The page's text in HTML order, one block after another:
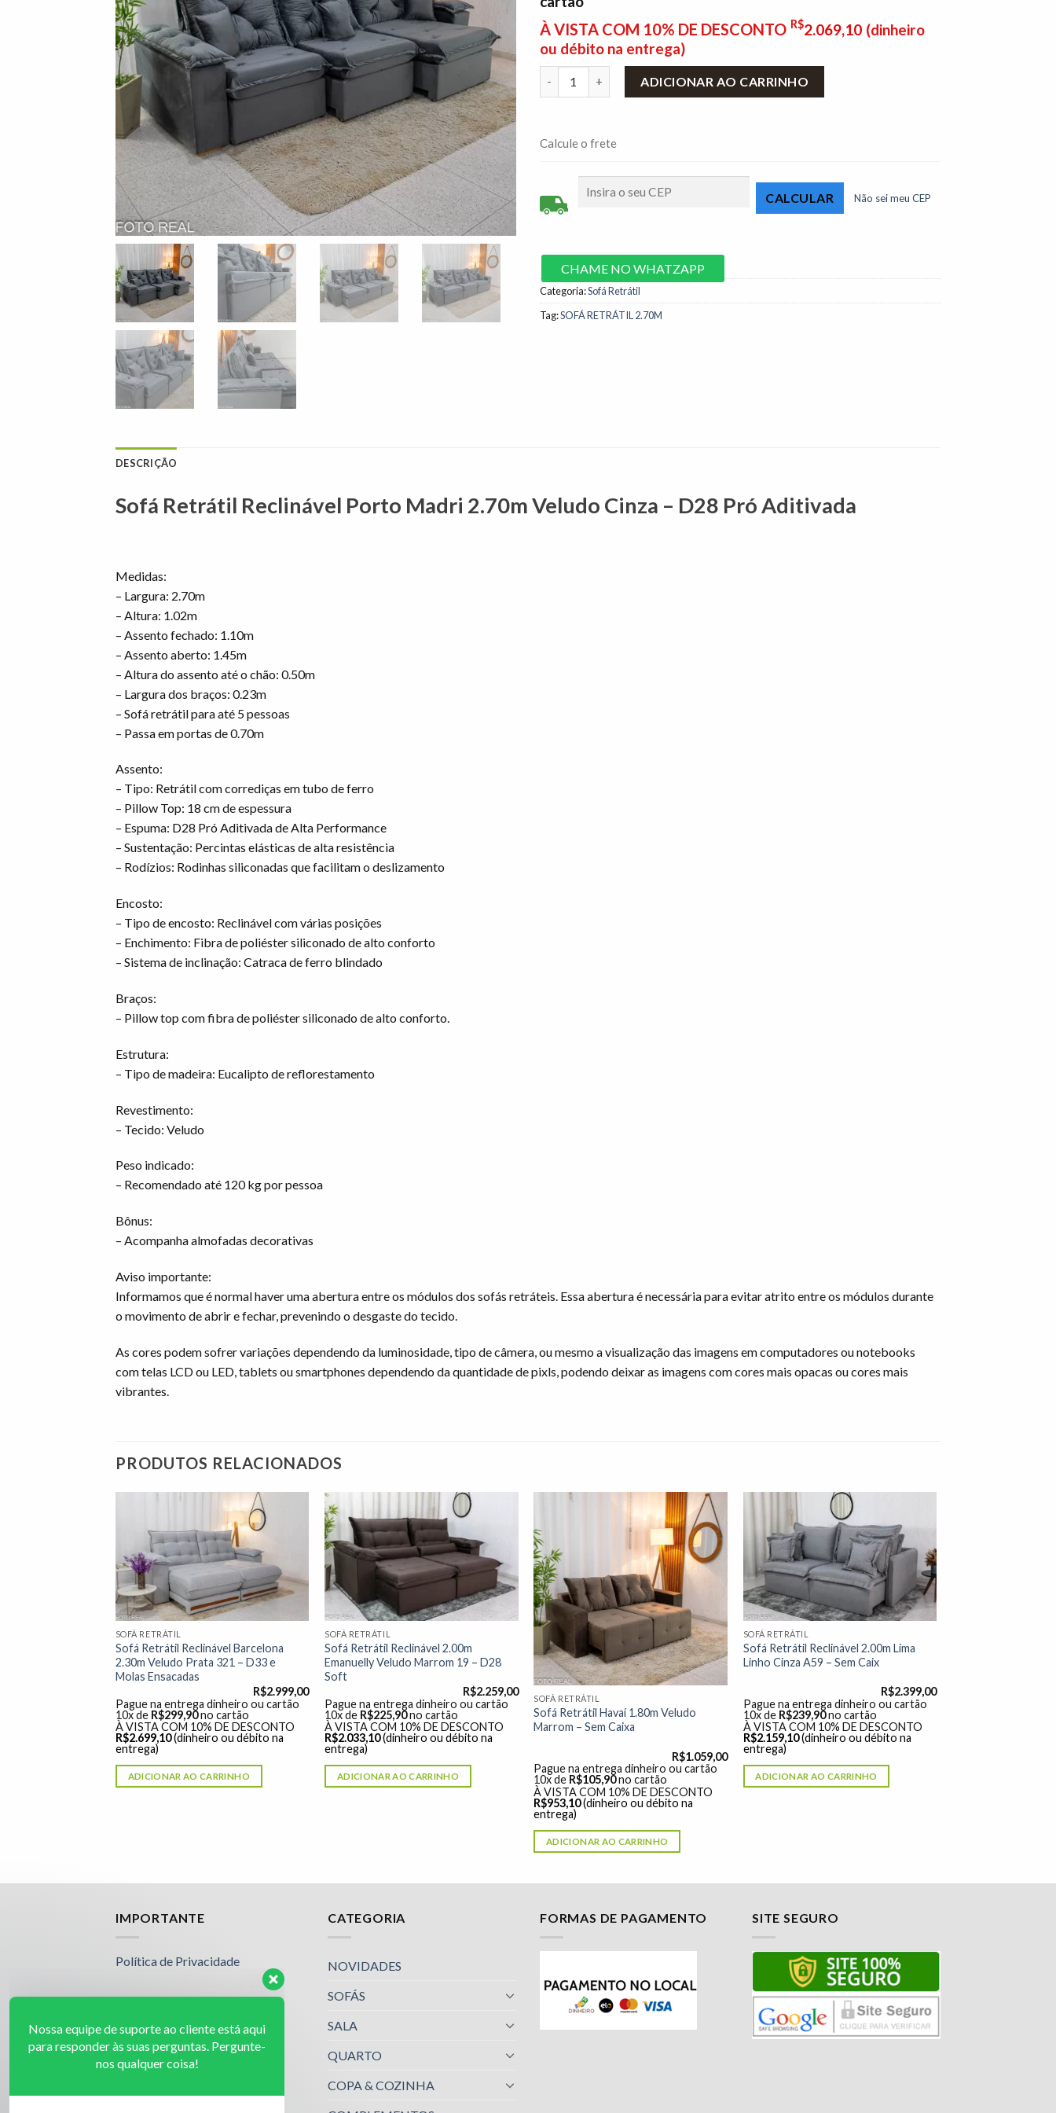
À VISTA COM 10% DE DESCONTO R$2.069,10 (dinheiro
ou débito na entrega)
ADICIONAR AO CARRINHO
Calcule o frete
Não sei meu CEP
CHAME NO WHATZAPP
Categoria:Sofá Retrátil
Tag:SOFÁ RETRÁTIL 2.70M
DESCRIÇÃO
Sofá Retrátil Reclinável Porto Madri 2.70m Veludo Cinza – D28 Pró Aditivada
Medidas:
– Largura: 2.70m
– Altura: 1.02m
– Assento fechado: 1.10m
– Assento aberto: 1.45m
– Altura do assento até o chão: 0.50m
– Largura dos braços: 0.23m
– Sofá retrátil para até 5 pessoas
– Passa em portas de 0.70m
Assento:
– Tipo: Retrátil com corrediças em tubo de ferro
– Pillow Top: 18 cm de espessura
– Espuma: D28 Pró Aditivada de Alta Performance
– Sustentação: Percintas elásticas de alta resistência
– Rodízios: Rodinhas siliconadas que facilitam o deslizamento
Encosto:
– Tipo de encosto: Reclinável com várias posições
– Enchimento: Fibra de poliéster siliconado de alto conforto
– Sistema de inclinação: Catraca de ferro blindado
Braços:
– Pillow top com fibra de poliéster siliconado de alto conforto.
Estrutura:
– Tipo de madeira: Eucalipto de reflorestamento
Revestimento:
– Tecido: Veludo
Peso indicado:
– Recomendado até 120 kg por pessoa
Bônus:
– Acompanha almofadas decorativas
Aviso importante:
Informamos que é normal haver uma abertura entre os módulos dos sofás retráteis. Essa abertura é necessária para evitar atrito entre os módulos durante
o movimento de abrir e fechar, prevenindo o desgaste do tecido.
As cores podem sofrer variações dependendo da luminosidade, tipo de câmera, ou mesmo a visualização das imagens em computadores ou notebooks
com telas LCD ou LED, tablets ou smartphones dependendo da quantidade de pixls, podendo deixar as imagens com cores mais opacas ou cores mais
vibrantes.
PRODUTOS RELACIONADOS
Adicionar
à lista de
desejos"
SOFÁ RETRÁTIL
Sofá Retrátil Reclinável Barcelona
2.30m Veludo Prata 321 – D33 e
Molas Ensacadas
R$2.999,00
Pague na entrega dinheiro ou cartão
10x de R$299,90no cartão
À VISTA COM 10% DE DESCONTO
R$2.699,10(dinheiro ou débito na
entrega)
ADICIONAR AO CARRINHO
Adicionar
à lista de
desejos"
SOFÁ RETRÁTIL
Sofá Retrátil Reclinável 2.00m
Emanuelly Veludo Marrom 19 – D28
Soft
R$2.259,00
Pague na entrega dinheiro ou cartão
10x de R$225,90no cartão
À VISTA COM 10% DE DESCONTO
R$2.033,10(dinheiro ou débito na
entrega)
ADICIONAR AO CARRINHO
Adicionar
à lista de
desejos"
SOFÁ RETRÁTIL
Sofá Retrátil Havaí 1.80m Veludo
Marrom – Sem Caixa
R$1.059,00
Pague na entrega dinheiro ou cartão
10x de R$105,90no cartão
À VISTA COM 10% DE DESCONTO
R$953,10(dinheiro ou débito na
entrega)
ADICIONAR AO CARRINHO
Adicionar
à lista de
desejos"
SOFÁ RETRÁTIL
Sofá Retrátil Reclinável 2.00m Lima
Linho Cinza A59 – Sem Caix
R$2.399,00
Pague na entrega dinheiro ou cartão
10x de R$239,90 no cartão
À VISTA COM 10% DE DESCONTO
R$2.159,10 (dinheiro ou débito na
entrega)
ADICIONAR AO CARRINHO
IMPORTANTE
Política de Privacidade
CATEGORIA
NOVIDADES
SOFÁS
SALA
QUARTO
COPA & COZINHA
FORMAS DE PAGAMENTO SITE SEGURO
para responder às suas perguntas. Pergunte-
nos qualquer coisa!
Jailson
Available
Luciana